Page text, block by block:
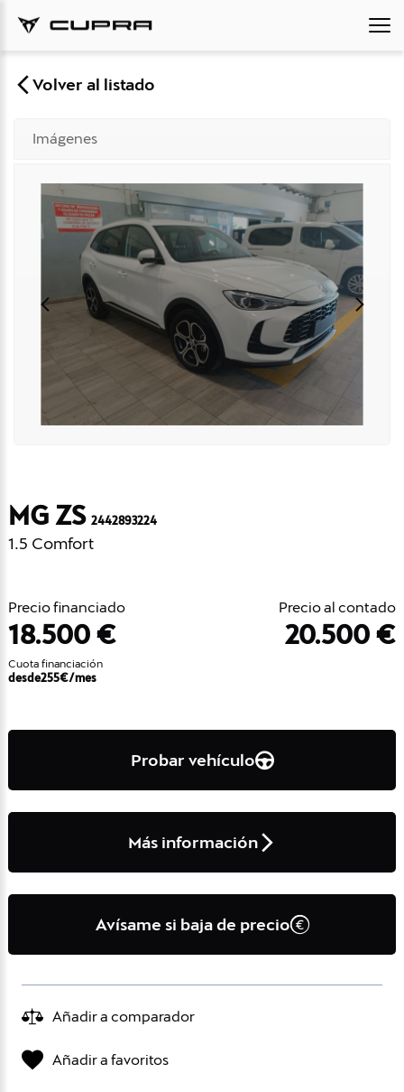
Volver al listado
Imágenes
MG ZS 2442893224
1.5 Comfort
Precio financiado
18.500 €
Cuota financiación
desde255€/mes
Precio al contado
20.500 €
Probar vehículo
Más información
Avísame si baja de precio
Añadir a comparador
Añadir a favoritos